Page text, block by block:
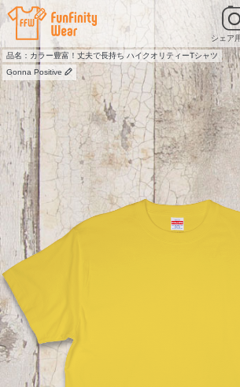
シェア
品名：カラー豊富！丈夫で長持ち ハイクオリティーTシャツ
Gonna Positive